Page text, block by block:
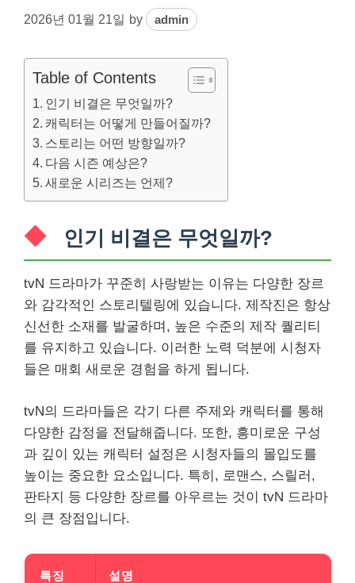
2026년 01월 21일 by admin
Table of Contents
인기 비결은 무엇일까?
캐릭터는 어떻게 만들어질까?
스토리는 어떤 방향일까?
다음 시즌 예상은?
새로운 시리즈는 언제?
인기 비결은 무엇일까?
tvN 드라마가 꾸준히 사랑받는 이유는 다양한 장르
와 감각적인 스토리텔링에 있습니다. 제작진은 항상
신선한 소재를 발굴하며, 높은 수준의 제작 퀄리티
를 유지하고 있습니다. 이러한 노력 덕분에 시청자
들은 매회 새로운 경험을 하게 됩니다.
tvN의 드라마들은 각기 다른 주제와 캐릭터를 통해
다양한 감정을 전달해줍니다. 또한, 흥미로운 구성
과 깊이 있는 캐릭터 설정은 시청자들의 몰입도를
높이는 중요한 요소입니다. 특히, 로맨스, 스릴러,
판타지 등 다양한 장르를 아우르는 것이 tvN 드라마
의 큰 장점입니다.
특징 설명